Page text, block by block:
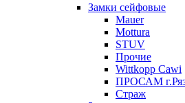
Замки сейфовые
Mauer
Mottura
STUV
Прочие
Wittkopp Cawi
ПРОСАМ
Страж